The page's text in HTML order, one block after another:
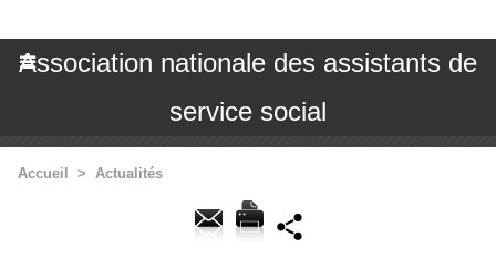
Association nationale des assistants de
service social
Accueil > Actualités